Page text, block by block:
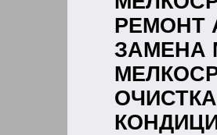
РЕМОНТ
ЗАМЕНА